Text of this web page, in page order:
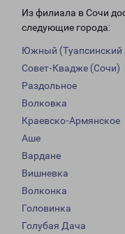
Из филиала в Сочи
следующие города:
Южный (Туапсинский
Совет-Квадже (Сочи)
Раздольное
Волковка
Краевско-Армянское
Аше
Вардане
Вишневка
Волконка
Головинка
Голубая Дача